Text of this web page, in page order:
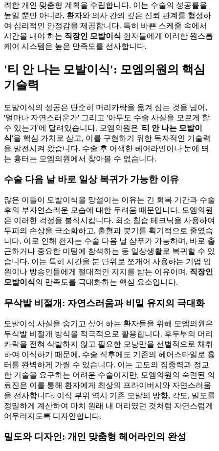
려한 개인 맞춤형 계획을 수립합니다. 이는 수술의 성공률을
높일 뿐만 아니라, 환자와 의사 간의 깊은 신뢰 관계를 형성하
여 심리적인 안정감을 제공합니다. 특히 바쁜 스케줄 속에서
시간을 내야 하는 직장인 모발이식 환자들에게 이러한 원스톱
케어 시스템은 높은 만족도를 선사합니다.
'티 안 나는 모발이식': 모엠의원의 핵심
기술력
모발이식의 성공은 단순히 머리카락을 옮겨 심는 것을 넘어,
'얼마나 자연스러운가' 그리고 '아무도 수술 사실을 모르게 할
수 있는가'에 달려있습니다. 모엠의원은 '티 안 나는 모발이
식'을 핵심 가치로 삼고, 이를 구현하기 위한 독자적인 기술력
을 발전시켜 왔습니다. 수술 후 어색한 헤어라인이나 눈에 띄
는 흉터는 모엠의원에서 찾아볼 수 없습니다.
수술 다음 날 바로 일상 복귀가 가능한 이유
많은 이들이 모발이식을 망설이는 이유는 긴 회복 기간과 수술
후의 부자연스러운 모습에 대한 두려움 때문입니다. 모엠의원
은 이러한 걱정을 불식시킵니다. 최소 침습 테크닉을 사용하여
두피의 손상을 극소화하고, 출혈과 붓기를 획기적으로 줄였습
니다. 이로 인해 환자는 수술 다음 날 샴푸가 가능하며, 바로 출
근하거나 중요한 미팅에 참석하는 등 일상생활로 복귀할 수 있
습니다. 이는 특히 시간을 분 단위로 쪼개어 사용하는 기업 임
원이나 방송인들에게 절대적인 지지를 받는 이유이며, 직장인
모발이식의 만족도를 극대화하는 핵심 요소입니다.
무삭발 비절개: 자연스러움과 비밀 유지의 극대화
모발이식 사실을 숨기고 싶어 하는 환자들을 위해 모엠의원은
무삭발 비절개 방식을 적극적으로 활용합니다. 후두부의 머리
카락을 전혀 삭발하지 않고 필요한 모낭만을 선별적으로 채취
하여 이식하기 때문에, 수술 직후에도 기존의 헤어스타일로 흉
터를 완벽하게 가릴 수 있습니다. 이는 고도의 집중력과 정교
한 기술을 요구하는 어려운 수술이지만, 모엠의원의 숙련된 의
료진은 이를 통해 환자에게 최상의 프라이버시와 자연스러움
을 선사합니다. 이식 부위 역시 기존 모발의 방향, 각도, 밀도를
정밀하게 계산하여 마치 원래 내 머리였던 것처럼 자연스럽게
어우러지도록 디자인합니다.
밀도와 디자인: 개인 맞춤형 헤어라인의 완성